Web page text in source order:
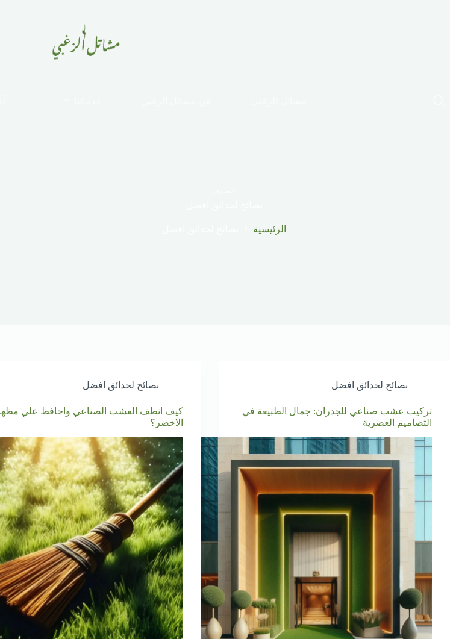
الرئيسية
نصائح لحدائق افضل
تركيب عشب صناعي للجدران: جمال الطبيعة في
التصاميم العصرية
نصائح لحدائق افضل
كيف انظف العشب الصناعي واحافظ علي
الاخضر؟